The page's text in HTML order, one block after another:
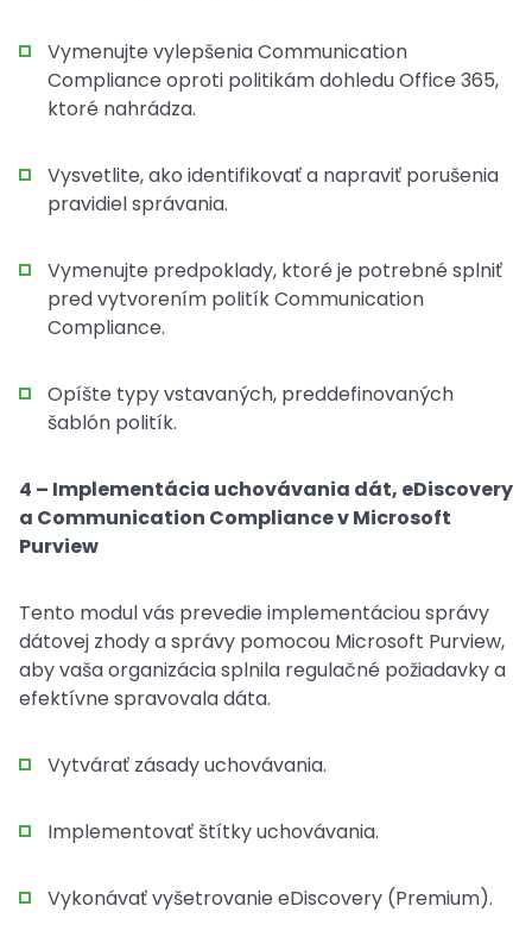
Vymenujte vylepšenia Communication
Compliance oproti politikám dohledu Office 365,
ktoré nahrádza.
Vysvetlite, ako identifikovať a napraviť porušenia
pravidiel správania.
Vymenujte predpoklady, ktoré je potrebné splniť
pred vytvorením politík Communication
Compliance.
Opíšte typy vstavaných, preddefinovaných
šablón politík.
4 – Implementácia uchovávania dát, eDiscovery
a Communication Compliance v Microsoft
Purview
Tento modul vás prevedie implementáciou správy
dátovej zhody a správy pomocou Microsoft Purview,
aby vaša organizácia splnila regulačné požiadavky a
efektívne spravovala dáta.
Vytvárať zásady uchovávania.
Implementovať štítky uchovávania.
Vykonávať vyšetrovanie eDiscovery (Premium).